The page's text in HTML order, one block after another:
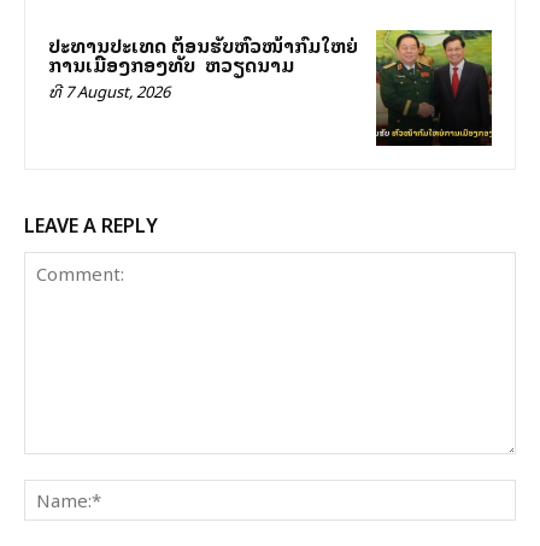
ປະທານປະເທດ ຕ້ອນຮັບຫົວໜ້າກົມໃຫຍ່
ການເມືອງກອງທັບ ສສ ຫວຽດນາມ
ທີ 7 August, 2026
LEAVE A REPLY